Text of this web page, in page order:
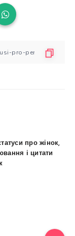
про жінок,
і цитати